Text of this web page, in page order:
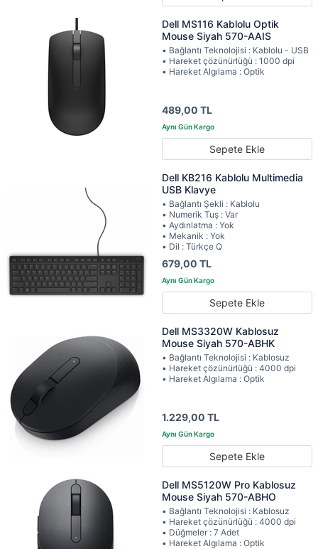
Dell MS116 Kablolu Optik
Mouse Siyah 570-AAIS
• Bağlantı Teknolojisi : Kablolu - USB
• Hareket çözünürlüğü : 1000 dpi
• Hareket Algılama : Optik
489,00 TL
Sepete Ekle
Dell KB216 Kablolu Multimedia
USB Klavye
• Bağlantı Şekli : Kablolu
• Numerik Tuş : Var
• Aydınlatma : Yok
• Mekanik : Yok
• Dil : Türkçe Q
679,00 TL
Sepete Ekle
Dell MS3320W Kablosuz
Mouse Siyah 570-ABHK
• Bağlantı Teknolojisi : Kablosuz
• Hareket çözünürlüğü : 4000 dpi
• Hareket Algılama : Optik
1.229,00 TL
Sepete Ekle
Dell MS5120W Pro Kablosuz
Mouse Siyah 570-ABHO
• Bağlantı Teknolojisi : Kablosuz
• Hareket çözünürlüğü : 4000 dpi
• Düğmeler : 7 Adet
• Hareket Algılama : Optik